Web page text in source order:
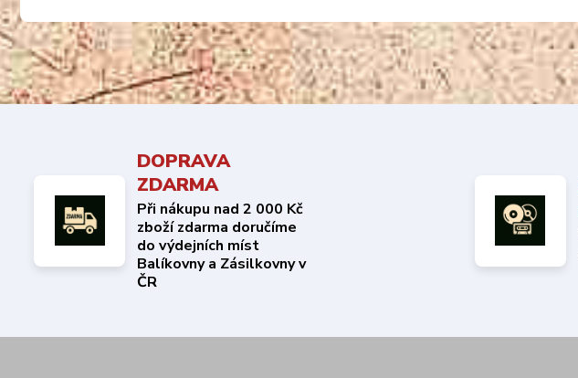
DOPRAVA
ZDARMA
Při nákupu nad 2 000 Kč
zboží zdarma doručíme
do výdejních míst
Balíkovny a Zásilkovny v
ČR